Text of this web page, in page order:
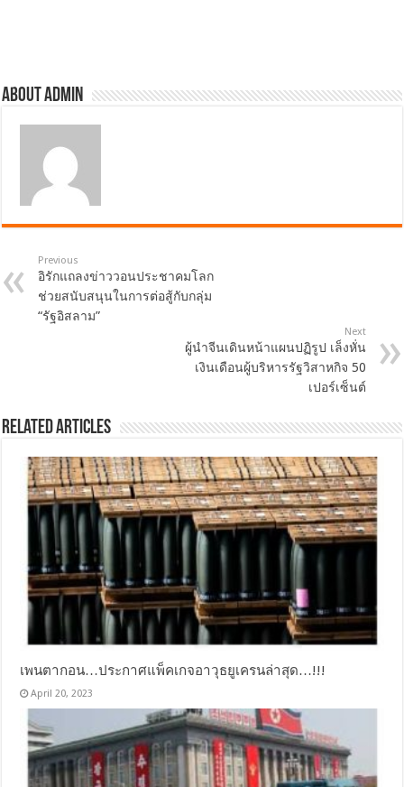
About admin
Previous
อิรักแถลงข่าววอนประชาคมโลก
ช่วยสนับสนุนในการต่อสู้กับกลุ่ม
“รัฐอิสลาม”
Next
ผู้นำจีนเดินหน้าแผนปฏิรูป เล็งหั่น
เงินเดือนผู้บริหารรัฐวิสาหกิจ 50
เปอร์เซ็นต์
Related Articles
เพนตากอน…ประกาศแพ็คเกจอาวุธยูเครนล่าสุด…!!!
April 20, 2023